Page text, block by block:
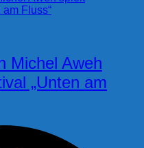
Michel Aweh
„Unten am